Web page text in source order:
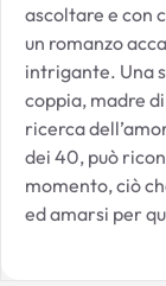
ascoltare e con
un romanzo
intrigante. Una
coppia, madre
ricerca
dei 40, può
momento, ciò
ed amarsi per